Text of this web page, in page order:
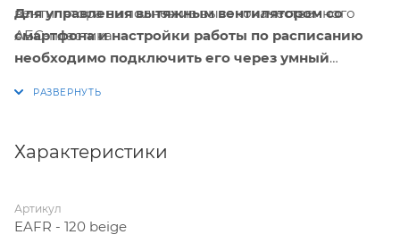
вентилятора выполнен из высококачественного
АБС-пластика.
Для управления вытяжным вентилятором со
смартфона и настройки работы по расписанию
необходимо подключить его через умный
Характеристики
Артикул
EAFR - 120 beige